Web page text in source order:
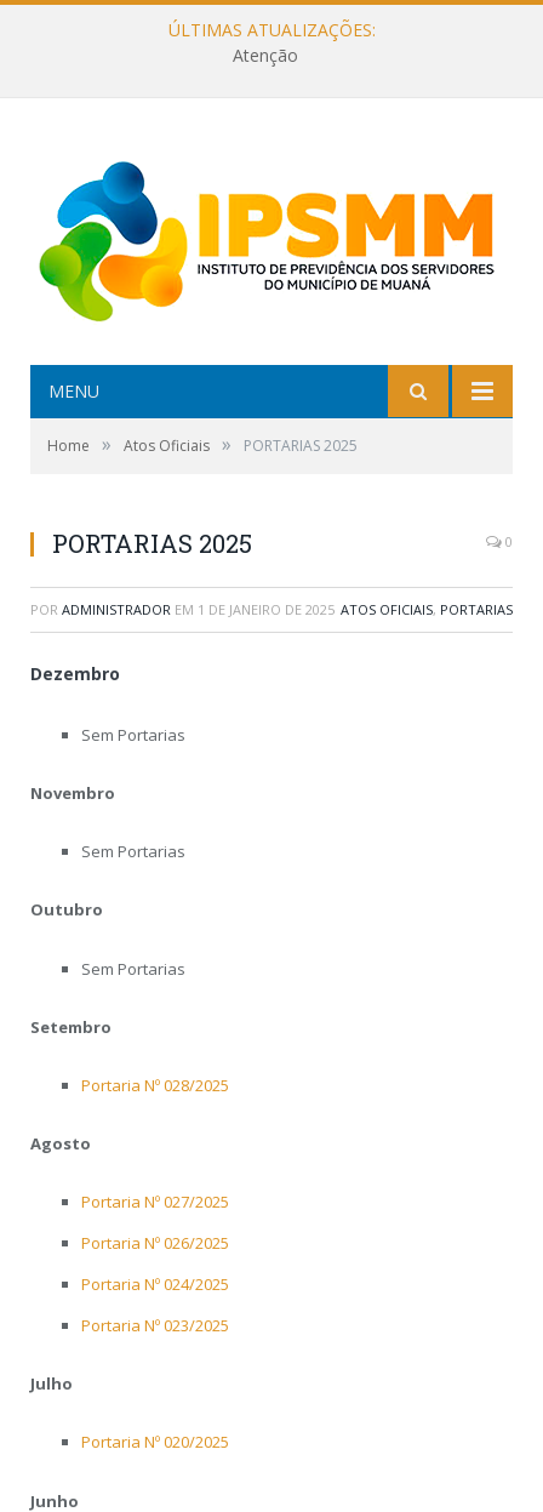
ÚLTIMAS ATUALIZAÇÕES:
Atenção
MENU
Home » Atos Oficiais » PORTARIAS 2025
PORTARIAS 2025 0
POR ADMINISTRADOR EM 1 DE JANEIRO DE 2025 ATOS OFICIAIS, PORTARIAS
Dezembro
Sem Portarias
Novembro
Sem Portarias
Outubro
Sem Portarias
Setembro
Portaria Nº 028/2025
Agosto
Portaria Nº 027/2025
Portaria Nº 026/2025
Portaria Nº 024/2025
Portaria Nº 023/2025
Julho
Portaria Nº 020/2025
Junho